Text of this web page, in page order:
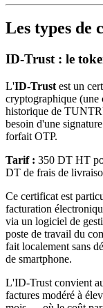
Les types de
ID-Trust : le
L'ID-Trust est un
cryptographique (une
historique de
besoin d'une
forfait OTP.
Tarif : 350 DT HT
DT de frais de
Ce certificat est
facturation
via un logiciel de
poste de travail du
fait localement sans
de smartphone.
L'ID-Trust convient
factures modéré à